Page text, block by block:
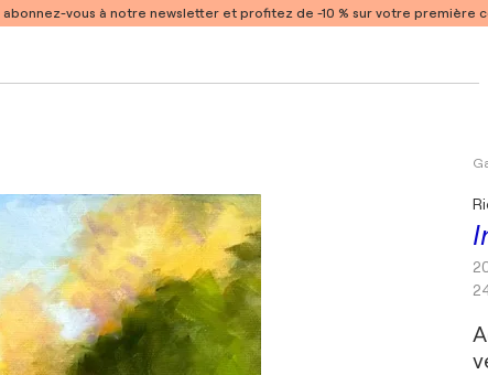
abonnez-vous à notre newsletter et profitez de -10 % sur votre première